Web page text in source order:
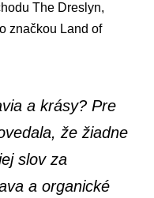
The Dreslyn,
značkou Land of
a krásy? Pre
že žiadne
slov za
a organické